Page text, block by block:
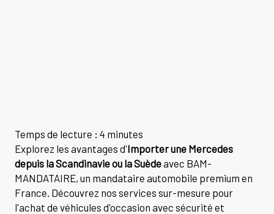
Temps de lecture : 4 minutes
Explorez les avantages d'Importer une Mercedes
depuis la Scandinavie ou la Suèdeavec BAM-
MANDATAIRE, un mandataire automobile premium en
France. Découvrez nos services sur-mesure pour
l'achat de véhicules d'occasion avec sécurité et